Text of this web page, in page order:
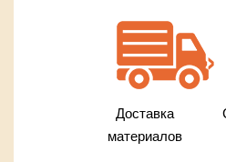
Доставка
материалов